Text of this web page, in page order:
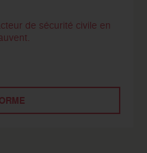
de sécurité civile en